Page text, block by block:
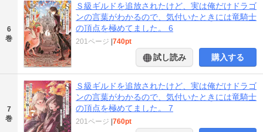
6
巻
Ｓ級ギルドを追放されたけど、実は俺だけドラゴ
ンの言葉がわかるので、気付いたときには竜騎士
の頂点を極めてました。 6
201ページ |740pt
試し読み 購入する
7
巻
Ｓ級ギルドを追放されたけど、実は俺だけドラゴ
ンの言葉がわかるので、気付いたときには竜騎士
の頂点を極めてました。 7
201ページ |760pt